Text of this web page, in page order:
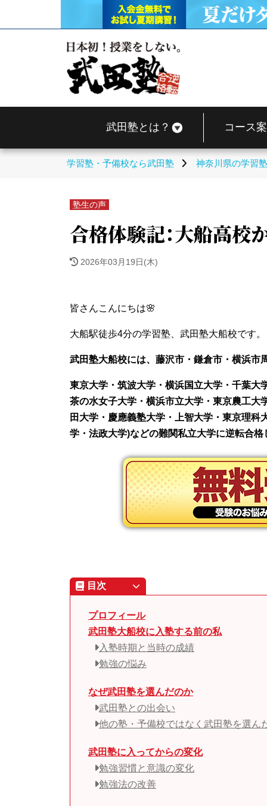
武田塾とは？ コース
学習塾・予備校なら武田塾 神奈川県の学習
塾生の声
合格体験記：大船高校
2026年03月19日(木)
皆さんこんにちは🌸
大船駅徒歩4分の学習塾、武田塾大船校です。
武田塾大船校には、藤沢市・鎌倉市・横浜市
東京大学・筑波大学・横浜国立大学・千葉大
茶の水女子大学・横浜市立大学・東京農工大
田大学・慶應義塾大学・上智大学・東京理
学・法政大学)などの難関私立大学に逆転合
目次
プロフィール
武田塾大船校に入塾する前の私
入塾時期と当時の成績
勉強の悩み
なぜ武田塾を選んだのか
武田塾との出会い
他の塾・予備校ではなく武田塾を選ん
武田塾に入ってからの変化
勉強習慣と意識の変化
勉強法の改善